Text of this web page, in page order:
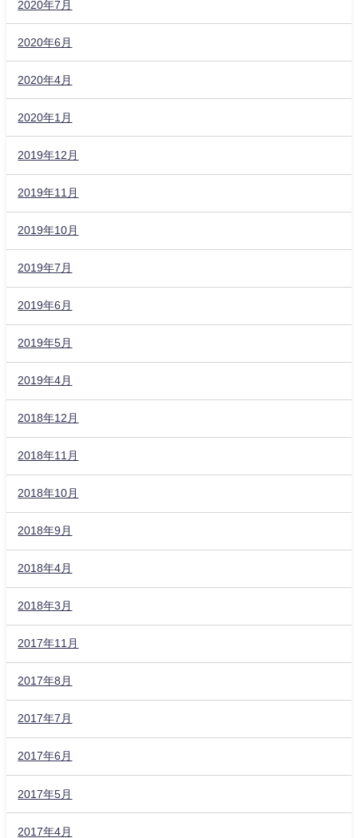
2020年7月
2020年6月
2020年4月
2020年1月
2019年12月
2019年11月
2019年10月
2019年7月
2019年6月
2019年5月
2019年4月
2018年12月
2018年11月
2018年10月
2018年9月
2018年4月
2018年3月
2017年11月
2017年8月
2017年7月
2017年6月
2017年5月
2017年4月